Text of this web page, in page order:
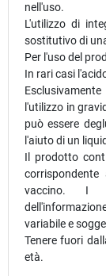
nell'uso.
L'utilizzo di
sostitutivo di
Per l'uso del
In rari casi
l'utilizzo in
può essere
l'aiuto di un
Il prodotto
vaccino. I
variabile e
Tenere fuori
età.